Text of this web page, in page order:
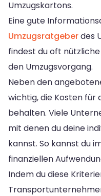
Umzugskartons.
Eine gute
Umzugsratgeberdes
findest du oft
den Umzugsvorgang.
Neben den
wichtig, die Kosten für
behalten. Viele
mit denen du deine
kannst. So kannst du
finanziellen
Indem du diese